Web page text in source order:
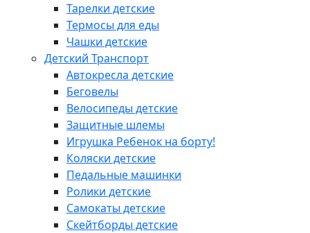
Тарелки детские
Термосы для еды
Чашки детские
Детский Транспорт
Автокресла детские
Беговелы
Велосипеды детские
Защитные шлемы
Игрушка Ребенок на борту!
Коляски детские
Педальные машинки
Ролики детские
Самокаты детские
Скейтборды детские